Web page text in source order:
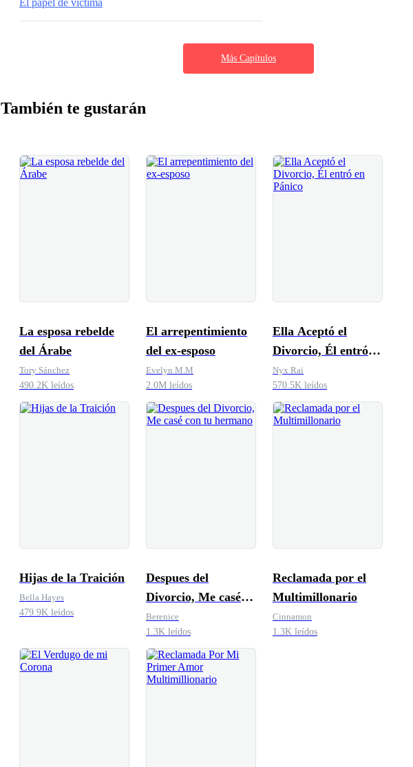
El papel de victima
Más Capítulos
También te gustarán
La esposa rebelde
del Árabe
Tory Sánchez
490.2K leídos
El arrepentimiento
del ex-esposo
Evelyn M.M
2.0M leídos
Ella Aceptó el
Divorcio, Él entró
en Pánico
Nyx Rai
570.5K leídos
Hijas de la Traición
Bella Hayes
479.9K leídos
Despues del
Divorcio, Me casé
con tu hermano
Berenice
1.3K leídos
Reclamada por el
Multimillonario
Cinnamon
1.3K leídos